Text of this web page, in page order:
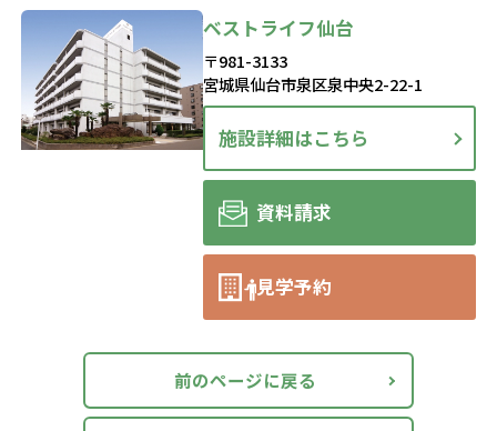
ベストライフ仙台
〒981-3133
宮城県仙台市泉区泉中央2-22-1
施設詳細はこちら
資料請求
見学予約
前のページに戻る